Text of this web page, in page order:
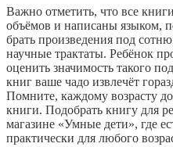
Важно отметить, что все
объёмов и написаны языком,
брать произведения под
научные трактаты. Ребёнок
оценить значимость такого
книг ваше чадо извлечёт
Помните, каждому возрасту
книги. Подобрать книгу для
магазине «Умные дети», где
практически для любого